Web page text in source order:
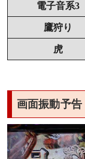
電子音系3
鷹狩り
虎
画面振動予告